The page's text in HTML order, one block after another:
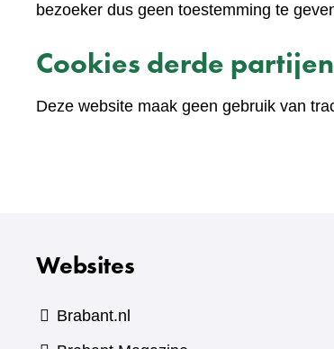
bezoeker dus geen toestemming te
Cookies derde partijen
Deze website maak geen gebruik van
Websites
Brabant.nl